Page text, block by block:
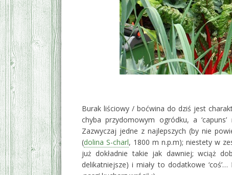
Burak liściowy / boćwina do dziś jest
chyba przydomowym ogródku, a
Zazwyczaj jedne z najlepszych (by nie
(dolina S-charl, 1800 m n.p.m); niestety w
już dokładnie takie jak dawniej; wciąż
delikatniejsze) i miały to dodatkowe